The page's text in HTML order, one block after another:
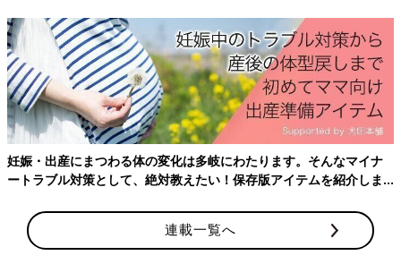
この投稿をInstagramで見る
妊娠・出産にまつわる体の変化は多岐にわたります。そんなマイナ
ートラブル対策として、絶対教えたい！保存版アイテムを紹介しま
連載一覧へ